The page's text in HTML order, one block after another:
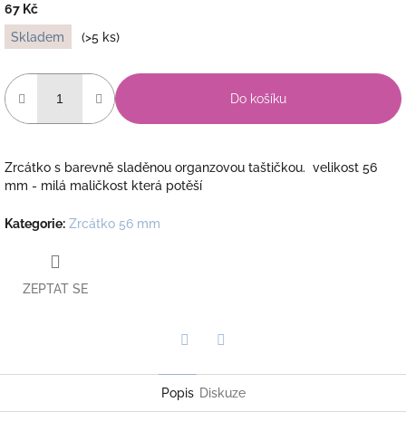
67 Kč
Měrná
cena:
Skladem (>5 ks)
Do košíku
Zrcátko s barevně sladěnou organzovou taštičkou. velikost 56
mm - milá maličkost která potěší
Kategorie: Zrcátko 56 mm
ZEPTAT SE
Popis Diskuze